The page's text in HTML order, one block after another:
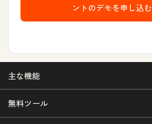
ントのデモを申し込む
主な機能
無料ツール